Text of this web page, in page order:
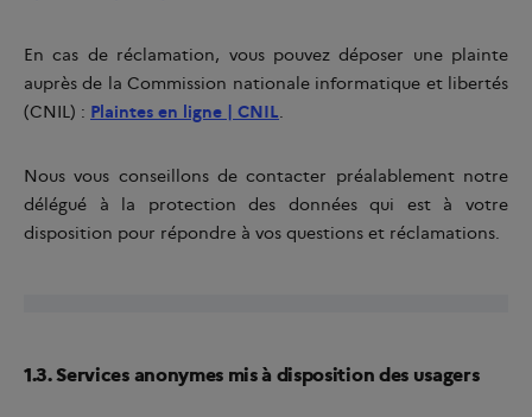
En cas de réclamation, vous pouvez déposer une plainte
auprès de la Commission nationale informatique et libertés
(CNIL) : Plaintes en ligne | CNIL.
Nous vous conseillons de contacter préalablement notre
délégué à la protection des données qui est à votre
disposition pour répondre à vos questions et réclamations.
1.3. Services anonymes mis à disposition des usagers